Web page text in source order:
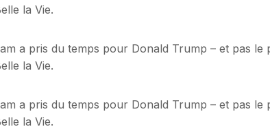
la Vie.
a pris du temps pour Donald Trump – et pas le
la Vie.
a pris du temps pour Donald Trump – et pas le
la Vie.